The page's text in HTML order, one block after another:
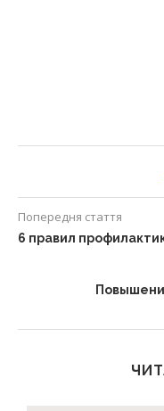
Попередня стаття
6 правил